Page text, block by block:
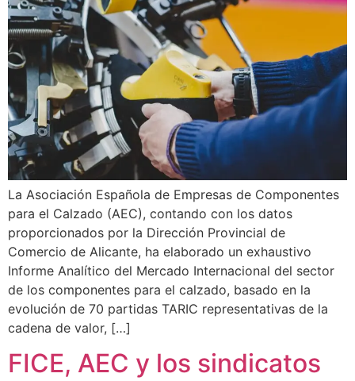
La Asociación Española de Empresas de Componentes
para el Calzado (AEC), contando con los datos
proporcionados por la Dirección Provincial de
Comercio de Alicante, ha elaborado un exhaustivo
Informe Analítico del Mercado Internacional del sector
de los componentes para el calzado, basado en la
evolución de 70 partidas TARIC representativas de la
cadena de valor, […]
FICE, AEC y los sindicatos